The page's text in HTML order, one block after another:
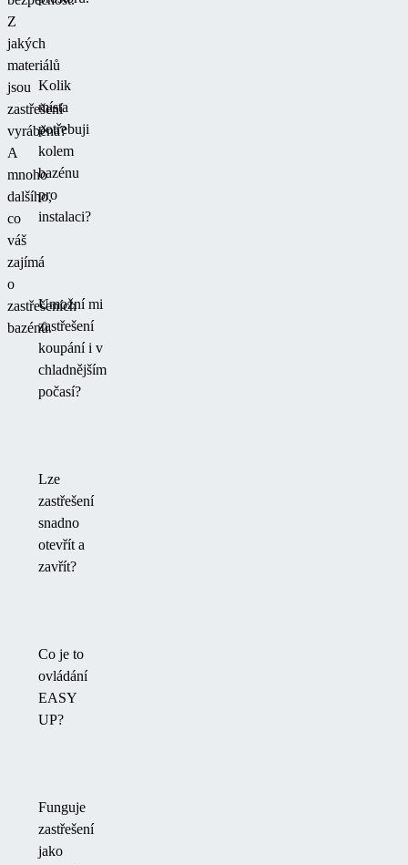
Z
jakých
materiálů
jsou
zastřešení
vyráběna?
A
mnoho
dalšího,
co
váš
zajímá
o
zastřešeních
bazénů.
Kolik
místa
potřebuji
kolem
bazénu
pro
instalaci?
Umožní mi
zastřešení
koupání i v
chladnějším
počasí?
Lze
zastřešení
snadno
otevřít a
zavřít?
Co je to
ovládání
EASY
UP?
Funguje
zastřešení
jako